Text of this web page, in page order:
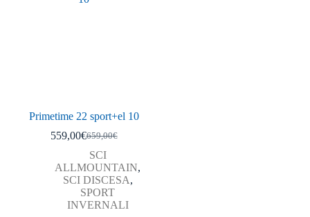
Primetime 22 sport+el 10
659,00€
Il
prezzo
originale
era:
659,00€.
559,00€Il
prezzo
attuale
è:
559,00€.
SCI
ALLMOUNTAIN,
SCI DISCESA,
SPORT
INVERNALI